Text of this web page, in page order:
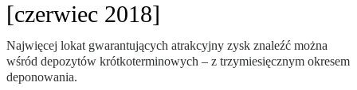
[czerwiec 2018]
Najwięcej lokat gwarantujących atrakcyjny zysk znaleźć można
wśród depozytów krótkoterminowych – z trzymiesięcznym okresem
deponowania.